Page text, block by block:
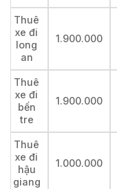
Thuê
xe đi
long
an
1.900.000
Thuê
xe đi
bến
tre
1.900.000
Thuê
xe đi
hậu
giang
1.000.000